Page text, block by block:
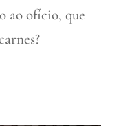
ao ofício, que